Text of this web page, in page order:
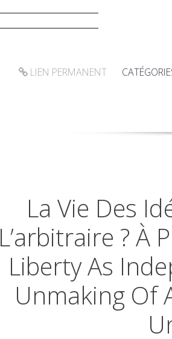
LIEN PERMANENT
La Vie Des
L’arbitraire ? À
Liberty As
Unmaking Of